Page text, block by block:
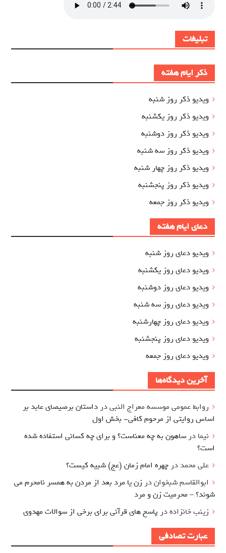
تبلیغات
ذکر ایام هفته
ویدیو ذکر روز شنبه
ویدیو ذکر روز یکشنبه
ویدیو ذکر روز دوشنبه
ویدیو ذکر روز سه شنبه
ویدیو ذکر روز چهار شنبه
ویدیو ذکر روز پنجشنبه
ویدیو ذکر روز جمعه
دعای ایام هفته
ویدیو دعای روز شنبه
ویدیو دعای روز یکشنبه
ویدیو دعای روز دوشنبه
ویدیو دعای روز سه شنبه
ویدیو دعای روز چهارشنبه
ویدیو دعای روز پنجشنبه
ویدیو دعای روز جمعه
آخرین دیدگاه‌ها
روابط عمومی موسسه معراج النبیدر داستان برصیصای عابد بر
اساس روایتی از مرحوم کافی- بخش اول
نیما در ساهون به چه معناست؟ و برای چه کسانی استفاده شده
است؟
علی محمددر چهره امام زمان (عج) شبیه کیست؟
ابوالقاسم شبخواندر زن یا مرد بعد از مردن به همسر نامحرم می
شوند؟ – محرمیت زن و مرد
زینب خانزادهدر پاسخ های قرآنی برای برخی از سوالات مهدوی
عبارت تصادفی